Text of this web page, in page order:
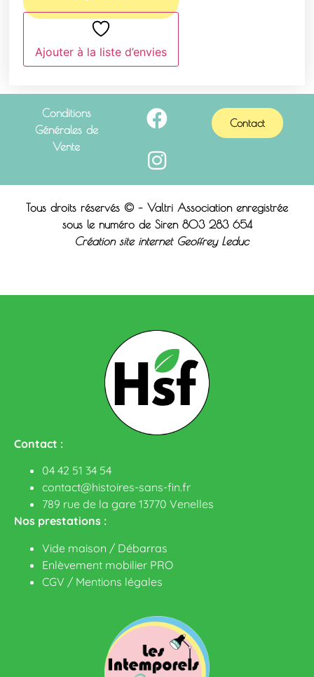
Ajouter à la liste d’envies
Conditions
Générales de
Vente
Contact
Tous droits réservés © – Valtri Association enregistrée
sous le numéro de Siren 803 283 654
Création site internet Geoffrey Leduc
Contact :
04 42 51 34 54
contact@histoires-sans-fin.fr
789 rue de la gare 13770 Venelles
Nos prestations :
Vide maison / Débarras
Enlèvement mobilier PRO
CGV / Mentions légales